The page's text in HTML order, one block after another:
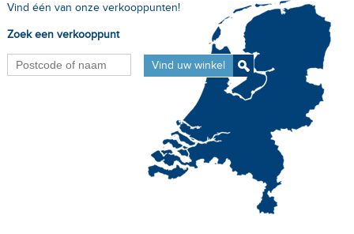
Vind één van onze verkooppunten!
Zoek een verkooppunt
Vind uw winkel